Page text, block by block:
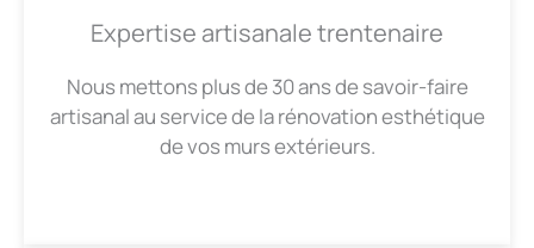
Expertise artisanale trentenaire
Nous mettons plus de 30 ans de savoir-faire
artisanal au service de la rénovation esthétique
de vos murs extérieurs.